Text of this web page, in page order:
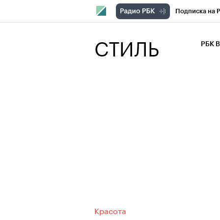
Подписка на
СТИЛЬ РБК
Красота